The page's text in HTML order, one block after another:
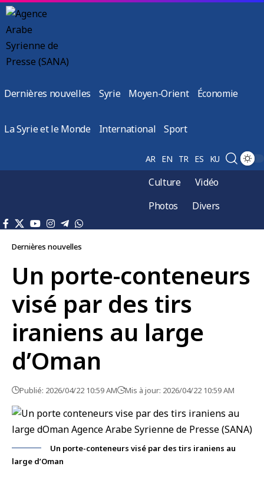
Dernières nouvelles Syrie Moyen-Orient Économie
La Syrie et le Monde International Sport
AR EN TR ES KU
Culture
Vidéo
Photos
Divers
Dernières nouvelles
Un porte-conteneurs
visé par des tirs
iraniens au large
d’Oman
Publié: 2026/04/22 10:59 AM Mis à jour: 2026/04/22 10:59 AM
Un porte-conteneurs visé par des tirs iraniens au
large d’Oman